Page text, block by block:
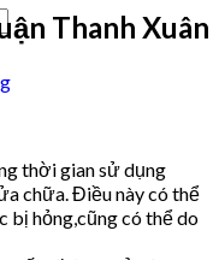
Thanh Xuân
thời gian sử dụng
chữa. Điều này có thể
bị hỏng,cũng có thể do